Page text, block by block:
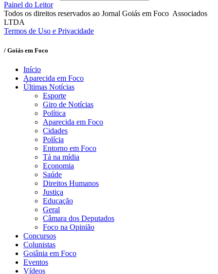
Painel do Leitor
Todos os direitos reservados ao Jornal Goiás em Foco Associados
LTDA
Termos de Uso e Privacidade
/ Goiás em Foco
Início
Aparecida em Foco
Últimas Notícias
Esporte
Giro de Notícias
Política
Aparecida em Foco
Cidades
Polícia
Entorno em Foco
Tá na mídia
Economia
Saúde
Direitos Humanos
Justiça
Educação
Geral
Câmara dos Deputados
Foco na Opinião
Concursos
Colunistas
Goiânia em Foco
Eventos
Vídeos